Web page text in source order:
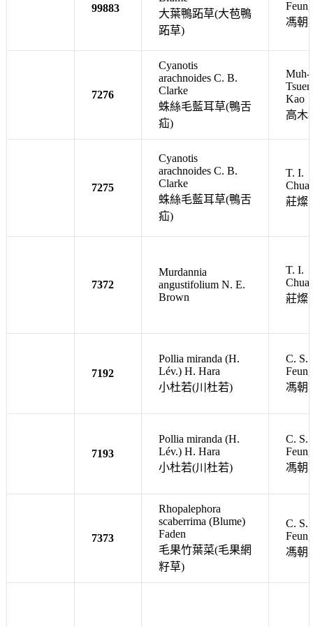
99883
大葉鴨跖草(大苞鴨
跖草)
Feung
馮朝
7276
Cyanotis
arachnoides C. B.
Clarke
蛛絲毛藍耳草(鴨舌
疝)
Muh-
Tsuen
Kao
高木
7275
Cyanotis
arachnoides C. B.
Clarke
蛛絲毛藍耳草(鴨舌
疝)
T. I.
莊燦
7372
Murdannia
angustifolium N. E.
Brown
T. I.
莊燦
7192
Pollia miranda (H.
Lév.) H. Hara
小杜若(川杜若)
C. S.
Feung
馮朝
7193
Pollia miranda (H.
Lév.) H. Hara
小杜若(川杜若)
C. S.
Feung
馮朝
7373
Rhopalephora
scaberrima (Blume)
Faden
毛果竹葉菜(毛果網
籽草)
C. S.
Feung
馮朝